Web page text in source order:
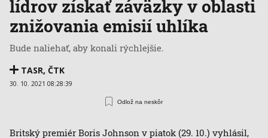
lídrov získať záväzky v oblasti
znižovania emisií uhlíka
Bude naliehať, aby konali rýchlejšie.
TASR, ČTK
30. 10. 2021 08:28:39
Odlož na neskôr
Britský premiér Boris Johnson v piatok (29. 10.) vyhlásil,